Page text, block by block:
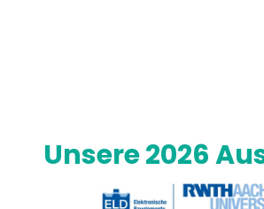
Unsere 2026